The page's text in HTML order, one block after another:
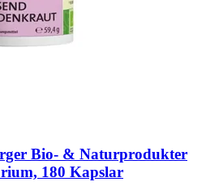
Bio- & Naturprodukter
180 Kapslar